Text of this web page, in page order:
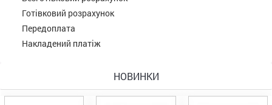
Готівковий розрахунок
Передоплата
Накладений платіж
НОВИНКИ